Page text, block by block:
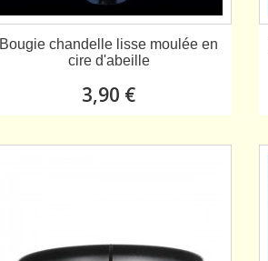
Bougie chandelle lisse moulée en
cire d'abeille
3,90 €